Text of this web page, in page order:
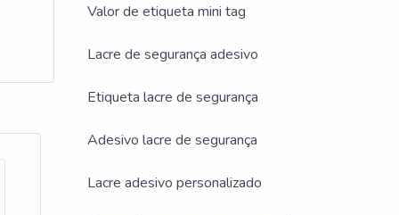
Valor de etiqueta mini tag
Lacre de segurança adesivo
Etiqueta lacre de segurança
Adesivo lacre de segurança
Lacre adesivo personalizado